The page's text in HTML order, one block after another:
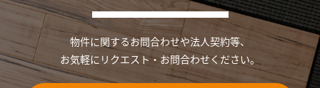
物件に関するお問合わせや法人契約等、
お気軽にリクエスト・お問合わせください。